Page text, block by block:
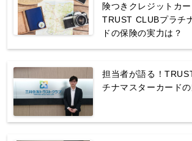
険つきクレジットカー
TRUST CLUBプラチ
ドの保険の実力は？
担当者が語る！
チナマスターカード